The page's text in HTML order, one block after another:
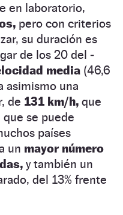
en laboratorio,
pero con criterios
su duración es
de los 20 del
media (46,6
asimismo una
de 131 km/h, que
se puede
países
un mayor número
y también un
del 13% frente